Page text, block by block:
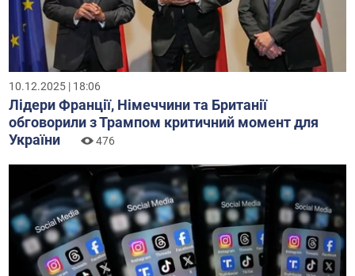
10.12.2025 | 18:06
Лідери Франції, Німеччини та Британії
обговорили з Трампом критичний момент для
України
476